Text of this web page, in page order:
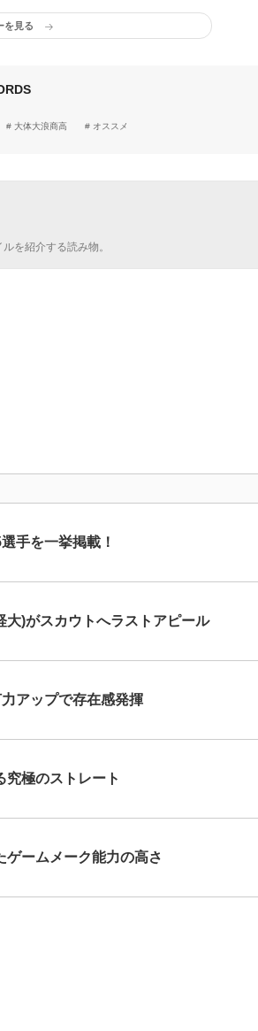
を見る
大体大浪商高 オススメ
を紹介する読み物。
手を一挙掲載！
大)がスカウトへラストアピール
アップで存在感発揮
極のストレート
ームメーク能力の高さ